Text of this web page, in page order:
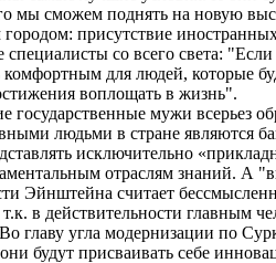
мы сможем поднять на новую
присутствие
со всего света:
для людей, которые
воплощать в жизнь".
мужи всерьез
людьми в стране являются
исключительно
отраслям знаний. А
Эйнштейна считает
в действительности главным
Во главу угла модернизации по
будут присваивать себе